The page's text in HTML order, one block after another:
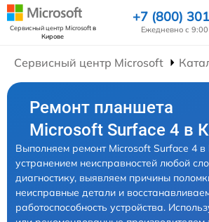
Сервисный центр Microsoftв
Кирове
+7 (800)
Ежедневно с
Сервисный центр Microsoft
Ремонт планшета
Microsoft Surface 4 в
Выполняем ремонт Microsoft Surface 4 в
устранением неисправностей любой
диагностику, выявляем причины
неисправные детали и
работоспособность устройства.